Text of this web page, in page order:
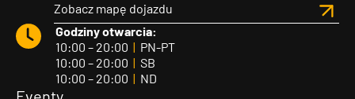
Zobacz mapę dojazdu
Godziny otwarcia:
10:00 – 20:00 | PN-PT
10:00 – 20:00 | SB
10:00 – 20:00 | ND